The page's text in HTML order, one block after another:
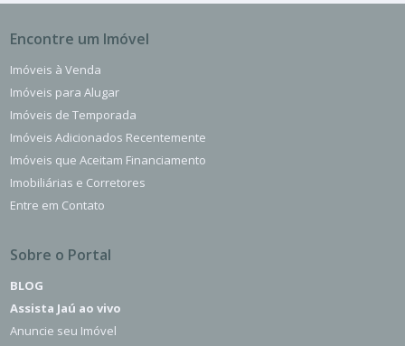
Encontre um Imóvel
Imóveis à Venda
Imóveis para Alugar
Imóveis de Temporada
Imóveis Adicionados Recentemente
Imóveis que Aceitam Financiamento
Imobiliárias e Corretores
Entre em Contato
Sobre o Portal
BLOG
Assista Jaú ao vivo
Anuncie seu Imóvel